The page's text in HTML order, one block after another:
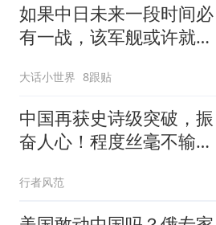
如果中日未来一段时间必
有一战，该军舰或许就是
大话小世界 8跟贴
中国再获史诗级突破，振
奋人心！程度丝毫不输当
行者风范